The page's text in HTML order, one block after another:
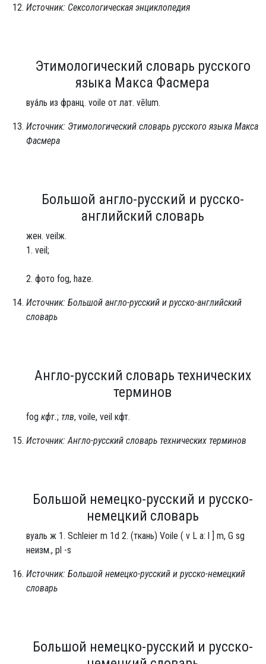
Источник: Сексологическая энциклопедия
Этимологический словарь русского
языка Макса Фасмера
вуа́ль из франц. voile от лат. vēlum.
Источник: Этимологический словарь русского языка Макса
Фасмера
Большой англо-русский и русско-
английский словарь
жен. veilж.
1. veil;
2. фото fog, haze.
Источник: Большой англо-русский и русско-английский
словарь
Англо-русский словарь технических
терминов
fog кфт.; тлв, voile, veil кфт.
Источник: Англо-русский словарь технических терминов
Большой немецко-русский и русско-
немецкий словарь
вуаль ж 1. Schleier m 1d 2. (ткань) Voile ( v L a: l ] m, G sg
неизм., pl -s
Источник: Большой немецко-русский и русско-немецкий
словарь
Большой немецко-русский и русско-